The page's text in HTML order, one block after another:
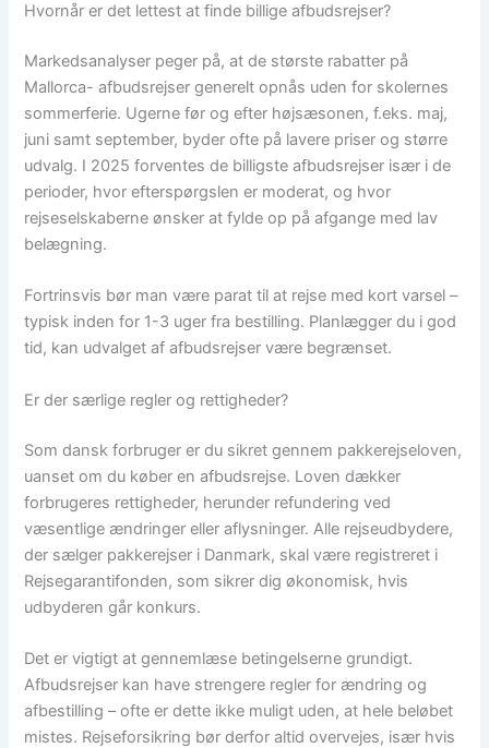
Hvornår er det lettest at finde billige afbudsrejser?
Markedsanalyser peger på, at de største rabatter på
Mallorca- afbudsrejser generelt opnås uden for skolernes
sommerferie. Ugerne før og efter højsæsonen, f.eks. maj,
juni samt september, byder ofte på lavere priser og større
udvalg. I 2025 forventes de billigste afbudsrejser især i de
perioder, hvor efterspørgslen er moderat, og hvor
rejseselskaberne ønsker at fylde op på afgange med lav
belægning.
Fortrinsvis bør man være parat til at rejse med kort varsel –
typisk inden for 1-3 uger fra bestilling. Planlægger du i god
tid, kan udvalget af afbudsrejser være begrænset.
Er der særlige regler og rettigheder?
Som dansk forbruger er du sikret gennem pakkerejseloven,
uanset om du køber en afbudsrejse. Loven dækker
forbrugeres rettigheder, herunder refundering ved
væsentlige ændringer eller aflysninger. Alle rejseudbydere,
der sælger pakkerejser i Danmark, skal være registreret i
Rejsegarantifonden, som sikrer dig økonomisk, hvis
udbyderen går konkurs.
Det er vigtigt at gennemlæse betingelserne grundigt.
Afbudsrejser kan have strengere regler for ændring og
afbestilling – ofte er dette ikke muligt uden, at hele beløbet
mistes. Rejseforsikring bør derfor altid overvejes, især hvis